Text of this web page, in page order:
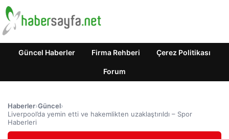
Güncel Haberler Firma Rehberi Çerez Politikası
Forum
Haberler›Güncel›
Liverpool’da yemin etti ve hakemlikten uzaklaştırıldı – Spor
Haberleri